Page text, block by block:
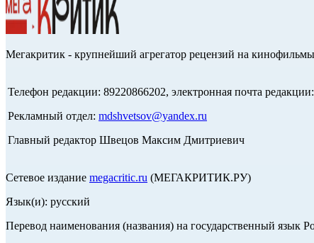
Мегакритик - крупнейший агрегатор рецензий на
Телефон редакции: 89220866202, электронная почта редакции:
Рекламный отдел: mdshvetsov@yandex.ru
Главный редактор Швецов Максим Дмитриевич
Сетевое издание megacritic.ru (МЕГАКРИТИК.РУ)
Язык(и): русский
Перевод наименования (названия) на государственный язык